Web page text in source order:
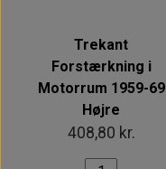
Trekant
Forstærkning i
Motorrum 1959-69
Højre
408,80 kr.